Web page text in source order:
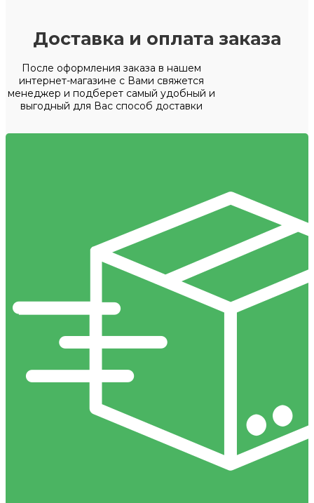
Доставка и оплата заказа
После оформления заказа в нашем
интернет-магазине с Вами свяжется
менеджер и подберет самый удобный и
выгодный для Вас способ доставки